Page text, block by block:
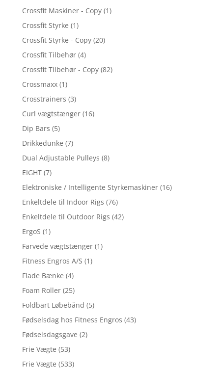
Crossfit Maskiner - Copy (1)
Crossfit Styrke (1)
Crossfit Styrke - Copy (20)
Crossfit Tilbehør (4)
Crossfit Tilbehør - Copy (82)
Crossmaxx (1)
Crosstrainers (3)
Curl vægtstænger (16)
Dip Bars (5)
Drikkedunke (7)
Dual Adjustable Pulleys (8)
EIGHT (7)
Elektroniske / Intelligente Styrkemaskiner (16)
Enkeltdele til Indoor Rigs (76)
Enkeltdele til Outdoor Rigs (42)
ErgoS (1)
Farvede vægtstænger (1)
Fitness Engros A/S (1)
Flade Bænke (4)
Foam Roller (25)
Foldbart Løbebånd (5)
Fødselsdag hos Fitness Engros (43)
Fødselsdagsgave (2)
Frie Vægte (53)
Frie Vægte (533)